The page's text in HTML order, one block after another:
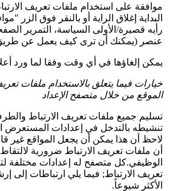
موافقة على استخدام ملفات تعريف
البداية إغلاق الراية أو بالنقر فوق الزر
رأيه قصيرة/الأولى السياسة، التمرير
عنصر (يمكنك أن ترى كيف يعمل عن طريق
يمكن إلغاؤها في أي وقت وفقا لما ورد
خيارات فيما يتعلق بالاستخدام ملفات
الموقع من خلال متصفح الإعداد
تسليم جميع ملفات تعريف الارتباط
تنشيطه بالتدخل في إعدادات المستعرض
لاحظ أن هذا يمكن أن يجعل المواقع غير
أن ملفات تعريف الارتباط ضرورية لالتقاط
الوظيفي.كل متصفح له إعدادات مختلفة
تعريف الارتباط; فيما يلي ارتباطات إلى
الأكثر شيوعاً.